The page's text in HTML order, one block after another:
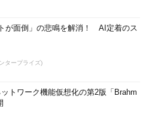
が面倒」の悲鳴を解消！ AI定着のス
タープライズ)
トワーク機能仮想化の第2版「Brahm